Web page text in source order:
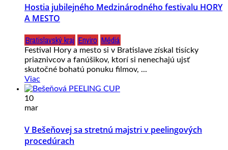
Hostia jubilejného Medzinárodného festivalu HORY
A MESTO
Bratislavský kraj Enviro Médiá
Festival Hory a mesto si v Bratislave získal tisícky
priaznivcov a fanúšikov, ktorí si nenechajú ujsť
skutočné bohatú ponuku filmov, ...
Viac
10
mar
V Bešeňovej sa stretnú majstri v peelingových
procedúrach